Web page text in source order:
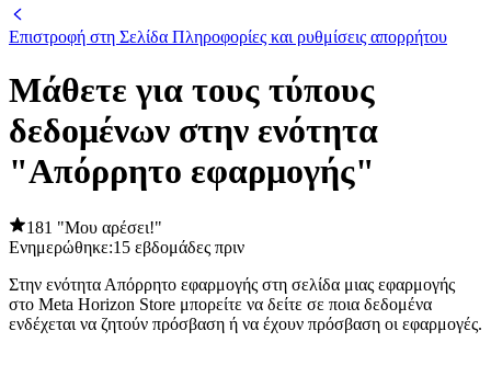
Επιστροφή στη Σελίδα Πληροφορίες και ρυθμίσεις απορρήτου
Μάθετε για τους τύπους
δεδομένων στην ενότητα
"Απόρρητο εφαρμογής"
181 "Μου αρέσει!"
Ενημερώθηκε:15 εβδομάδες πριν
Στην ενότητα Απόρρητο εφαρμογής στη σελίδα μιας εφαρμογής
στο Meta Horizon Store μπορείτε να δείτε σε ποια δεδομένα
ενδέχεται να ζητούν πρόσβαση ή να έχουν πρόσβαση οι εφαρμογές.